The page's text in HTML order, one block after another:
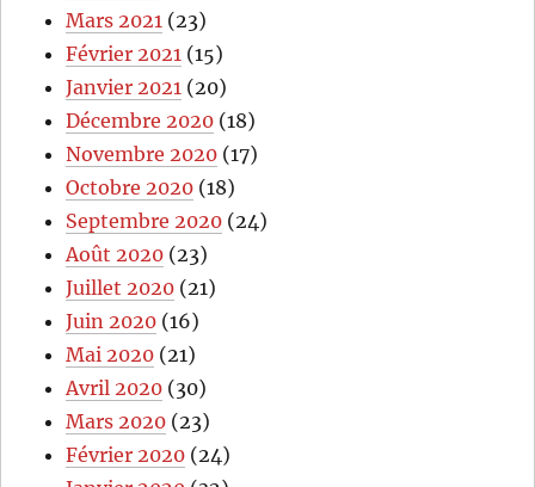
Mars 2021 (23)
Février 2021 (15)
Janvier 2021 (20)
Décembre 2020 (18)
Novembre 2020 (17)
Octobre 2020 (18)
Septembre 2020 (24)
Août 2020 (23)
Juillet 2020 (21)
Juin 2020 (16)
Mai 2020 (21)
Avril 2020 (30)
Mars 2020 (23)
Février 2020 (24)